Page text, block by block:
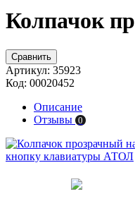
Колпачок
Сравнить
Артикул: 35923
Код: 00020452
Описание
Отзывы 0